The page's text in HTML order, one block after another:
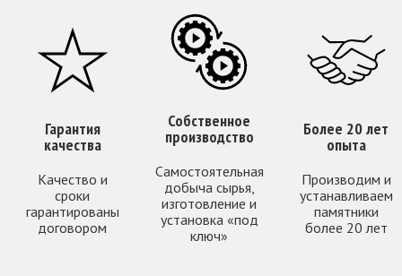
Гарантия
качества
Качество и
сроки
гарантированы
договором
Собственное
производство
Самостоятельная
добыча сырья,
изготовление и
установка «под
ключ»
Более 20 лет
опыта
Производим и
устанавливаем
памятники
более 20 лет